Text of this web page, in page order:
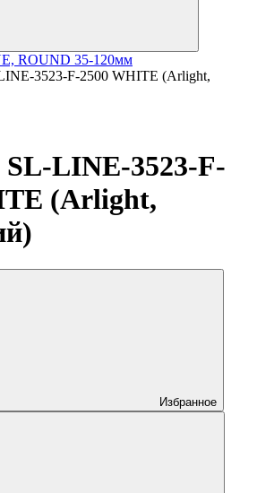
ROUND 35-120мм
3523-F-2500 WHITE (Arlight,
LINE-3523-F-
(Arlight,
Избранное